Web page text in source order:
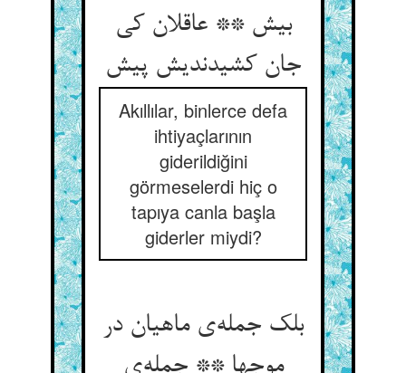
بیش ** عاقلان کی
جان کشیدندیش پیش
Akıllılar, binlerce defa
ihtiyaçlarının
giderildiğini
görmeselerdi hiç o
tapıya canla başla
giderler miydi?
بلک جمله‌ی ماهیان در
موجها ** جمله‌ی